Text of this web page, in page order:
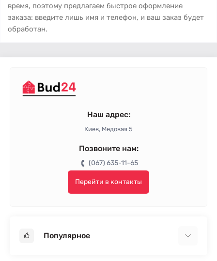
время, поэтому предлагаем быстрое оформление
заказа: введите лишь имя и телефон, и ваш заказ будет
обработан.
Наш адрес:
Киев, Медовая 5
Позвоните нам:
(067) 635-11-65
Перейти в контакты
Популярное